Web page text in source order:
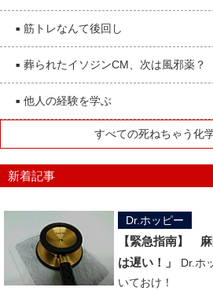
■ 筋トレなんて後回し
■ 葬られたイソジンCM、次は風邪薬？
■ 他人の経験を学ぶ
すべての死ねちゃう化
新着記事
Dr.ホッピー
【緊急指南】
は遅い！」
Dr.ホ
いておけ！